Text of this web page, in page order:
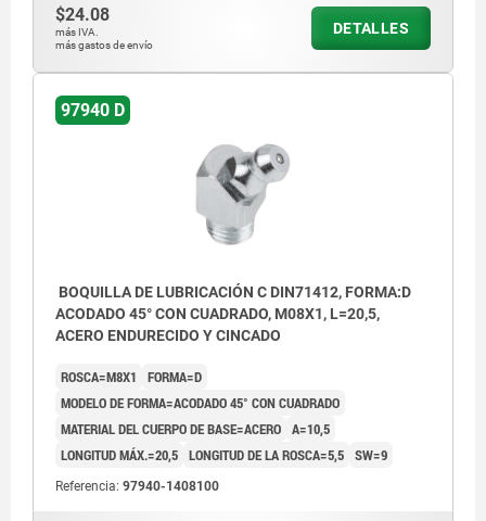
$24.08
más IVA.
más gastos de envío
DETALLES
97940 D
BOQUILLA DE LUBRICACIÓN C DIN71412, FORMA:D
ACODADO 45° CON CUADRADO, M08X1, L=20,5,
ACERO ENDURECIDO Y CINCADO
ROSCA=M8X1
FORMA=D
MODELO DE FORMA=ACODADO 45° CON CUADRADO
MATERIAL DEL CUERPO DE BASE=ACERO A=10,5
LONGITUD MÁX.=20,5 LONGITUD DE LA ROSCA=5,5 SW=9
Referencia: 97940-1408100